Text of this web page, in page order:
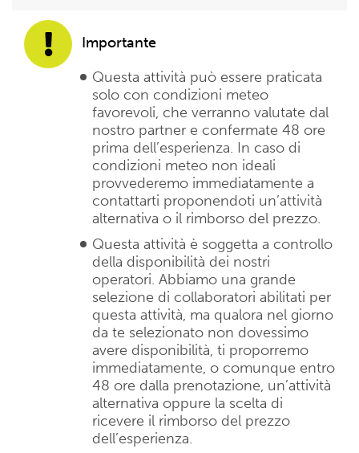
Importante
Questa attività può essere praticata
solo con condizioni meteo
favorevoli, che verranno valutate dal
nostro partner e confermate 48 ore
prima dell’esperienza. In caso di
condizioni meteo non ideali
provvederemo immediatamente a
contattarti proponendoti un’attività
alternativa o il rimborso del prezzo.
Questa attività è soggetta a controllo
della disponibilità dei nostri
operatori. Abbiamo una grande
selezione di collaboratori abilitati per
questa attività, ma qualora nel giorno
da te selezionato non dovessimo
avere disponibilità, ti proporremo
immediatamente, o comunque entro
48 ore dalla prenotazione, un’attività
alternativa oppure la scelta di
ricevere il rimborso del prezzo
dell’esperienza.